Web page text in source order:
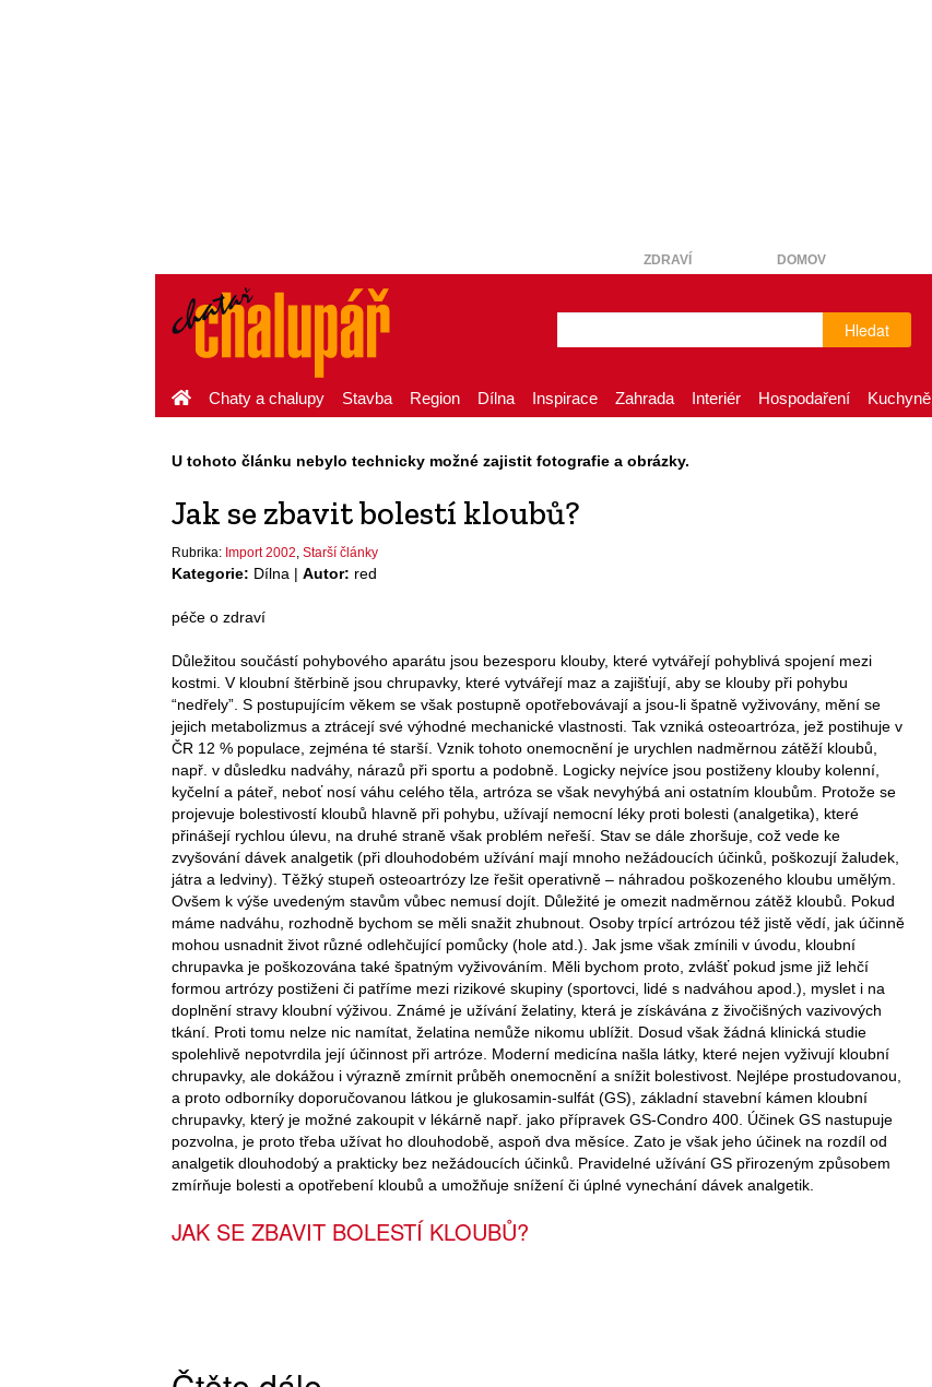
ZDRAVÍ DOMOV
Hledat
Chaty a chalupy Stavba Region Dílna Inspirace Zahrada Interiér Hospodaření Kuchyně
U tohoto článku nebylo technicky možné zajistit fotografie a obrázky.
Jak se zbavit bolestí kloubů?
Rubrika: Import 2002 Starší články
Kategorie: Dílna | Autor: red
péče o zdraví
Důležitou součástí pohybového aparátu jsou bezesporu klouby, které vytvářejí pohyblivá spojení mezi
kostmi. V kloubní štěrbině jsou chrupavky, které vytvářejí maz a zajišťují, aby se klouby při pohybu
“nedřely”. S postupujícím věkem se však postupně opotřebovávají a jsou-li špatně vyživovány, mění se
jejich metabolizmus a ztrácejí své výhodné mechanické vlastnosti. Tak vzniká osteoartróza, jež postihuje v
ČR 12 % populace, zejména té starší. Vznik tohoto onemocnění je urychlen nadměrnou zátěží kloubů,
např. v důsledku nadváhy, nárazů při sportu a podobně. Logicky nejvíce jsou postiženy klouby kolenní,
kyčelní a páteř, neboť nosí váhu celého těla, artróza se však nevyhýbá ani ostatním kloubům. Protože se
projevuje bolestivostí kloubů hlavně při pohybu, užívají nemocní léky proti bolesti (analgetika), které
přinášejí rychlou úlevu, na druhé straně však problém neřeší. Stav se dále zhoršuje, což vede ke
zvyšování dávek analgetik (při dlouhodobém užívání mají mnoho nežádoucích účinků, poškozují žaludek,
játra a ledviny). Těžký stupeň osteoartrózy lze řešit operativně – náhradou poškozeného kloubu umělým.
Ovšem k výše uvedeným stavům vůbec nemusí dojít. Důležité je omezit nadměrnou zátěž kloubů. Pokud
máme nadváhu, rozhodně bychom se měli snažit zhubnout. Osoby trpící artrózou též jistě vědí, jak účinně
mohou usnadnit život různé odlehčující pomůcky (hole atd.). Jak jsme však zmínili v úvodu, kloubní
chrupavka je poškozována také špatným vyživováním. Měli bychom proto, zvlášť pokud jsme již lehčí
formou artrózy postiženi či patříme mezi rizikové skupiny (sportovci, lidé s nadváhou apod.), myslet i na
doplnění stravy kloubní výživou. Známé je užívání želatiny, která je získávána z živočišných vazivových
tkání. Proti tomu nelze nic namítat, želatina nemůže nikomu ublížit. Dosud však žádná klinická studie
spolehlivě nepotvrdila její účinnost při artróze. Moderní medicína našla látky, které nejen vyživují kloubní
chrupavky, ale dokážou i výrazně zmírnit průběh onemocnění a snížit bolestivost. Nejlépe prostudovanou,
a proto odborníky doporučovanou látkou je glukosamin-sulfát (GS), základní stavební kámen kloubní
chrupavky, který je možné zakoupit v lékárně např. jako přípravek GS-Condro 400. Účinek GS nastupuje
pozvolna, je proto třeba užívat ho dlouhodobě, aspoň dva měsíce. Zato je však jeho účinek na rozdíl od
analgetik dlouhodobý a prakticky bez nežádoucích účinků. Pravidelné užívání GS přirozeným způsobem
zmírňuje bolesti a opotřebení kloubů a umožňuje snížení či úplné vynechání dávek analgetik.
JAK SE ZBAVIT BOLESTÍ KLOUBŮ?